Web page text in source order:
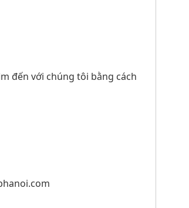
đến với chúng tôi bằng cách